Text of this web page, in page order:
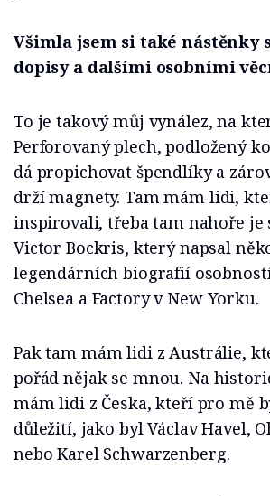
Všimla jsem si také nástěnky
dopisy a dalšími osobními
To je takový můj vynález, na
Perforovaný plech, podložený
dá propichovat špendlíky a
drží magnety. Tam mám lidi,
inspirovali, třeba tam nahoře je
Victor Bockris, který napsal
legendárních biografií
Chelsea a Factory v New Yorku.
Pak tam mám lidi z Austrálie,
pořád nějak se mnou. Na
mám lidi z Česka, kteří pro mě
důležití, jako byl Václav Havel,
nebo Karel Schwarzenberg.